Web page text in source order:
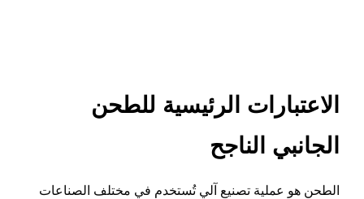
الاعتبارات الرئيسية للطحن
الجانبي الناجح
الطحن هو عملية تصنيع آلي تُستخدم في مختلف الصناعات